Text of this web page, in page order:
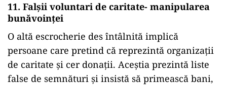
11. Falșii voluntari de caritate- manipularea
bunăvoinței
O altă escrocherie des întâlnită implică
persoane care pretind că reprezintă organizații
de caritate și cer donații. Aceștia prezintă liste
false de semnături și insistă să primească bani,